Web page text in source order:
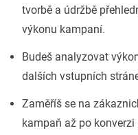
tvorbě a údržbě
výkonu kampaní.
Budeš analyzovat
dalších vstupních
Zaměříš se na
kampaň až po